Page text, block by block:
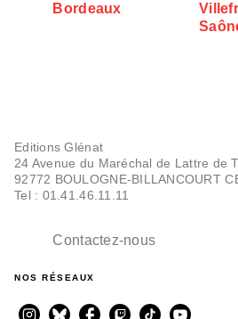
Bordeaux
Editions Glénat
24 Avenue du Maréchal de Lattre de
92772 BOULOGNE-BILLANCOURT
Tel : 01.41.46.11.11
Contactez-nous
NOS RÉSEAUX